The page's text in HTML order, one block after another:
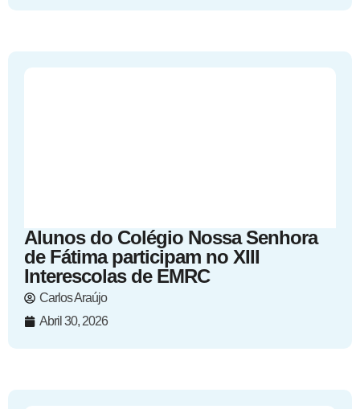
Alunos do Colégio Nossa Senhora
de Fátima participam no XIII
Interescolas de EMRC
Carlos Araújo
Abril 30, 2026